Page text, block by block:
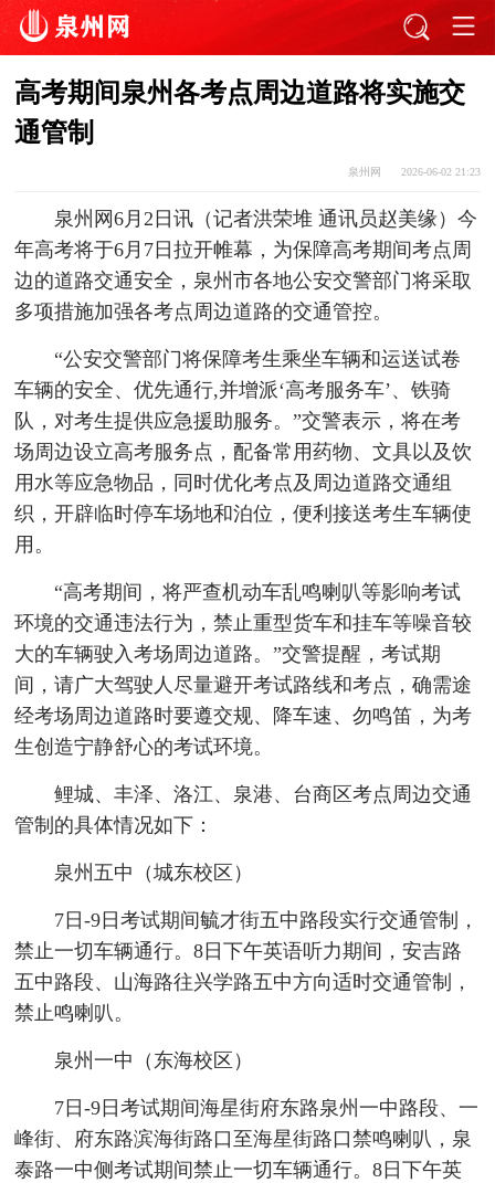
高考期间泉州各考点周边道路将实施交
通管制
泉州网 2026-06-02 21:23
泉州网6月2日讯（记者洪荣堆 通讯员赵美缘）今
年高考将于6月7日拉开帷幕，为保障高考期间考点周
边的道路交通安全，泉州市各地公安交警部门将采取
多项措施加强各考点周边道路的交通管控。
“公安交警部门将保障考生乘坐车辆和运送试卷
车辆的安全、优先通行,并增派‘高考服务车’、铁骑
队，对考生提供应急援助服务。”交警表示，将在考
场周边设立高考服务点，配备常用药物、文具以及饮
用水等应急物品，同时优化考点及周边道路交通组
织，开辟临时停车场地和泊位，便利接送考生车辆使
用。
“高考期间，将严查机动车乱鸣喇叭等影响考试
环境的交通违法行为，禁止重型货车和挂车等噪音较
大的车辆驶入考场周边道路。”交警提醒，考试期
间，请广大驾驶人尽量避开考试路线和考点，确需途
经考场周边道路时要遵交规、降车速、勿鸣笛，为考
生创造宁静舒心的考试环境。
鲤城、丰泽、洛江、泉港、台商区考点周边交通
管制的具体情况如下：
泉州五中（城东校区）
7日-9日考试期间毓才街五中路段实行交通管制，
禁止一切车辆通行。8日下午英语听力期间，安吉路
五中路段、山海路往兴学路五中方向适时交通管制，
禁止鸣喇叭。
泉州一中（东海校区）
7日-9日考试期间海星街府东路泉州一中路段、一
峰街、府东路滨海街路口至海星街路口禁鸣喇叭，泉
泰路一中侧考试期间禁止一切车辆通行。8日下午英